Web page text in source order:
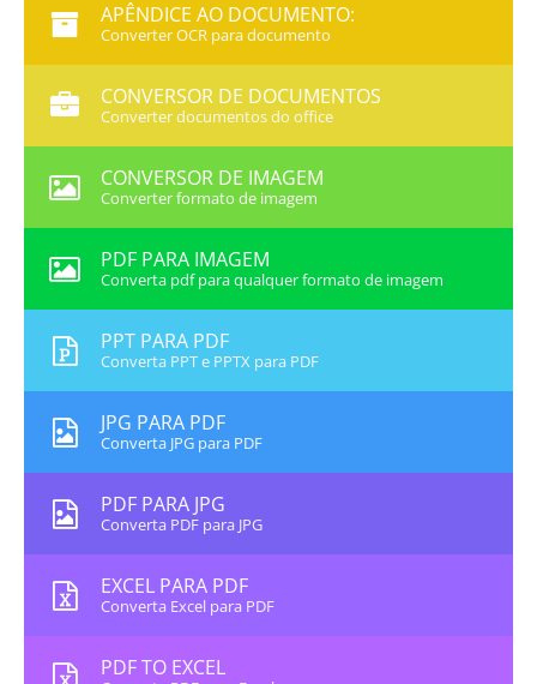
APÊNDICE AO DOCUMENTO:
Converter OCR para documento
CONVERSOR DE DOCUMENTOS
Converter documentos do office
CONVERSOR DE IMAGEM
Converter formato de imagem
PDF PARA IMAGEM
Converta pdf para qualquer formato de imagem
PPT PARA PDF
Converta PPT e PPTX para PDF
JPG PARA PDF
Converta JPG para PDF
PDF PARA JPG
Converta PDF para JPG
EXCEL PARA PDF
Converta Excel para PDF
PDF TO EXCEL